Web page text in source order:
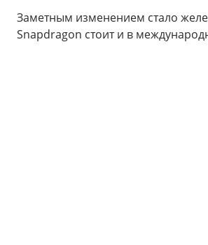
Заметным изменением стало
Snapdragon стоит и в